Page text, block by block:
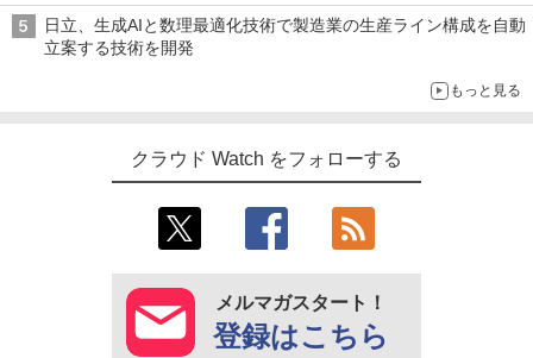
日立、生成AIと数理最適化技術で製造業の生産ライン構成を自動
立案する技術を開発
もっと見る
クラウド Watch をフォローする
メルマガスタート！
登録はこちら